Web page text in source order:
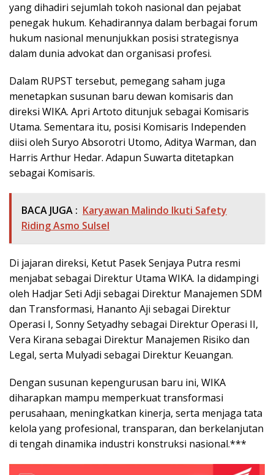
yang dihadiri sejumlah tokoh nasional dan pejabat
penegak hukum. Kehadirannya dalam berbagai forum
hukum nasional menunjukkan posisi strategisnya
dalam dunia advokat dan organisasi profesi.
Dalam RUPST tersebut, pemegang saham juga
menetapkan susunan baru dewan komisaris dan
direksi WIKA. Apri Artoto ditunjuk sebagai Komisaris
Utama. Sementara itu, posisi Komisaris Independen
diisi oleh Suryo Absorotri Utomo, Aditya Warman, dan
Harris Arthur Hedar. Adapun Suwarta ditetapkan
sebagai Komisaris.
BACA JUGA : Karyawan Malindo Ikuti Safety
Riding Asmo Sulsel
Di jajaran direksi, Ketut Pasek Senjaya Putra resmi
menjabat sebagai Direktur Utama WIKA. Ia didampingi
oleh Hadjar Seti Adji sebagai Direktur Manajemen SDM
dan Transformasi, Hananto Aji sebagai Direktur
Operasi I, Sonny Setyadhy sebagai Direktur Operasi II,
Vera Kirana sebagai Direktur Manajemen Risiko dan
Legal, serta Mulyadi sebagai Direktur Keuangan.
Dengan susunan kepengurusan baru ini, WIKA
diharapkan mampu memperkuat transformasi
perusahaan, meningkatkan kinerja, serta menjaga tata
kelola yang profesional, transparan, dan berkelanjutan
di tengah dinamika industri konstruksi nasional.***